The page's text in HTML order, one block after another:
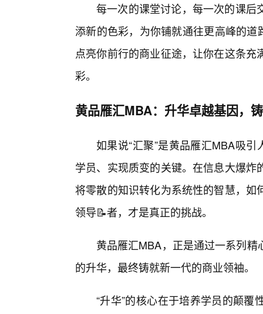
每一次的课堂讨论，每一次的课后
添新的色彩，为你铺就通往更高峰的道
点亮你前行的商业征途，让你在这条
彩。
黄品雁汇MBA：升华卓越基因，
如果说“汇聚”是黄品雁汇MBA吸
学员、实现质变的关键。在信息大爆
将零散的知识转化为系统性的智慧，
领导📝者，才是真正的挑战。
黄品雁汇MBA，正是通过一系列
的升华，最终铸就新一代的商业领袖。
“升华”的核心在于培养学员的颠